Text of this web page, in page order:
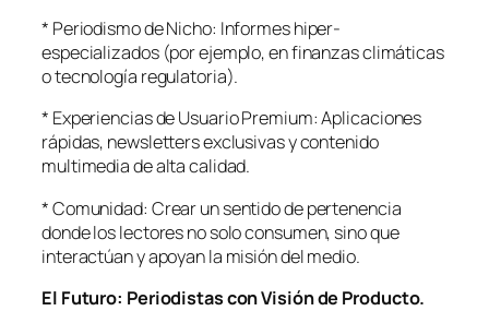
* Periodismo de Nicho: Informes hiper-
especializados (por ejemplo, en finanzas climáticas
o tecnología regulatoria).
* Experiencias de Usuario Premium: Aplicaciones
rápidas, newsletters exclusivas y contenido
multimedia de alta calidad.
* Comunidad: Crear un sentido de pertenencia
donde los lectores no solo consumen, sino que
interactúan y apoyan la misión del medio.
El Futuro: Periodistas con Visión de Producto.